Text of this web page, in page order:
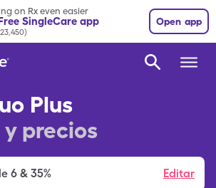
on Rx even easier
SingleCare app Open app
Plus
precios
6 & 35% Editar